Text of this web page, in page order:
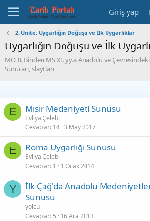
Giriş yap
2. Ünite: Uygarlığın Doğuşu ve İlk Uygarlıklar
Uygarlığın Doğuşu ve İlk
MÖ II. Binden MS XI. yy.a Anadolu ve
Sunuları, slaytları
E Mısır Medeniyeti Sunusu
Evliya Çelebi
Cevaplar 14 3 May 2017
E Roma Uygarlığı Sunusu
Evliya Çelebi
Cevaplar 1 1 Ocak 2014
Y
İlk Çağ'da Anadolu
Sunusu
yolcu
Cevaplar 5 16 Ara 2013